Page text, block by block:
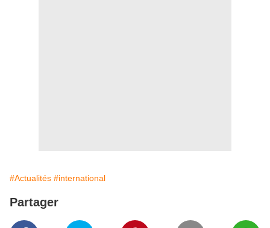
#Actualités #international
Partager